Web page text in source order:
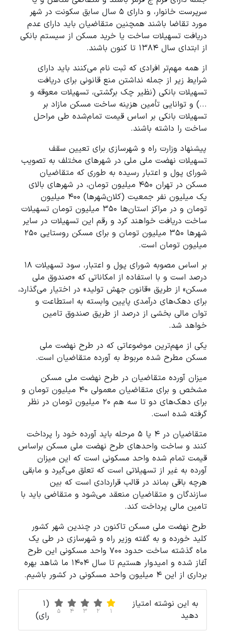
سرپرست خانوار، و دارای ۵ سال سابق سکونت در شهر
مورد تقاضا باشند همچنین متقاضیان باید دارای عدم
دریافت تسهیلات ساخت یا خرید مسکن از سیستم بانکی
از ابتدای سال ۱۳۸۴ تا کنون باشند.
از همه مهم‌تر افرادی که ثبت نام می‌کنند باید دارای
شرایط زیر از جمله نداشتن منع قانونی برای دریافت
تسهیلات بانکی (نظیر چک برگشتی، تسهیلات معوقه و
...) و توانایی تأمین هزینه ساخت مسکن مازاد بر
تسهیلات بانکی بر اساس قیمت تمام‌شده طی مراحل
ساخت را داشته باشند.
پیشنهاد وزارت راه و شهرسازی برای تعیین سقف
تسهیلات نهضت ملی ملی در شهرهای مختلف به تصویب
شورای پول و اعتبار رسیده به طوری که متقاضیان
مسکن در تهران ۴۵۰ میلیون تومان، در شهرهای بالای
یک میلیون نفر جمعیت (کلان‌شهرها) ۴۰۰ میلیون
تومان و در مراکز استان‌ها ۳۵۰ میلیون تومان تسهیلات
ساخت دریافت خواهند کرد و رقم این تسهیلات در سایر
شهرها ۳۵۰ میلیون تومان و برای مسکن روستایی ۲۵۰
میلیون تومان است.
بر اساس مصوبه شورای پول و اعتبار، سود تسهیلات ۱۸
درصد است و با استفاده از امکاناتی که «صندوق ملی
مسکن» از طریق «قانون جهش تولید» در اختیار می‌گذارد،
برای دهک‌های درآمدی پایین وابسته به استطاعت و
توان مالی بخشی از درصد از طریق صندوق تامین
خواهد شد.
یکی از مهم‌ترین موضوعاتی که در طرح نهضت ملی
مسکن مطرح شده مربوط به آورده متقاضیان است.
میزان آورده متقاضیان در طرح نهضت ملی مسکن
مشخص و برای متقاضیان معمولی ۴۰ میلیون تومان و
برای دهک‌های دو تا سه هم ۲۰ میلیون تومان در نظر
گرفته شده است.
متقاضیان در ۴ یا ۵ مرحله باید آورده خود را پرداخت
کنند و ساخت واحدهای طرح نهضت ملی مسکن براساس
قیمت تمام شده واحد مسکونی است که این میزان
آورده به غیر از تسهیلاتی است که تعلق می‌گیرد و مابقی
هرچه باقی بماند در قالب قراردادی است که بین
سازندگان و متقاضیان منعقد می‌شود و متقاضی باید با
تامین مالی پرداخت کند.
طرح نهضت ملی مسکن تاکنون در چندین شهر کشور
کلید خورده و به گفته وزیر راه و شهرسازی در طی یک
ماه گذشته ساخت حدود ۷۰۰ واحد مسکونی این طرح
آغاز شده و امیدوار هستیم تا سال ۱۴۰۴ ما شاهد بهره
برداری از این ۴ میلیون واحد مسکونی در کشور باشیم.
به این نوشته امتیاز
دهید
1
2
3
4
5
(1
رای)